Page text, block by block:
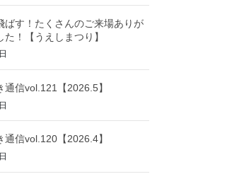
ばす！たくさんのご来場ありが
た！【うえしまつり】
通信vol.121【2026.5】
通信vol.120【2026.4】